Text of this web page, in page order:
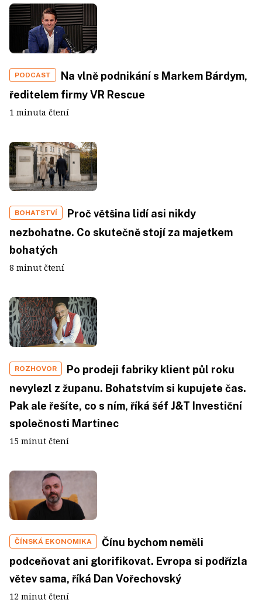
PODCAST
Na vlně podnikání s Markem Bárdym,
ředitelem firmy VR Rescue
1 minuta čtení
BOHATSTVÍ
Proč většina lidí asi nikdy
nezbohatne. Co skutečně stojí za majetkem
bohatých
8 minut čtení
ROZHOVOR
Po prodeji fabriky klient půl roku
nevylezl z županu. Bohatstvím si kupujete čas.
Pak ale řešíte, co s ním, říká šéf J&T Investiční
společnosti Martinec
15 minut čtení
ČÍNSKÁ EKONOMIKA
Čínu bychom neměli
podceňovat ani glorifikovat. Evropa si podřízla
větev sama, říká Dan Vořechovský
12 minut čtení